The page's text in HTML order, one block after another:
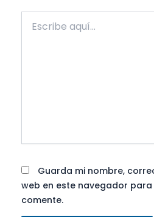
aquí...
Guarda mi nombre,
web en este navegador
comente.